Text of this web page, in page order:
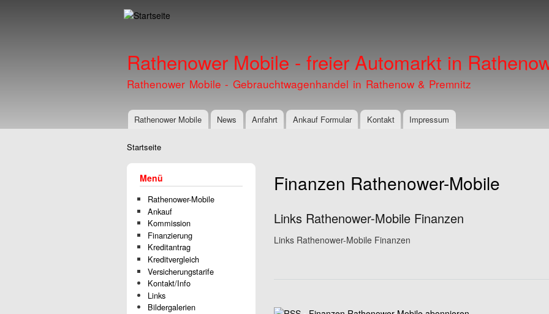
Rathenower Mobile - freier Automarkt in
Rathenower Mobile - Gebrauchtwagenhandel in Rathenow & Premnitz
Hauptmenü
Rathenower Mobile News Anfahrt Ankauf Formular Kontakt Impressum
Startseite
Menü
Rathenower-Mobile
Ankauf
Kommission
Finanzierung
Kreditantrag
Kreditvergleich
Versicherungstarife
Kontakt/Info
Links
Bildergalerien
Finanzen Rathenower-Mobile
Links Rathenower-Mobile Finanzen
Links Rathenower-Mobile Finanzen